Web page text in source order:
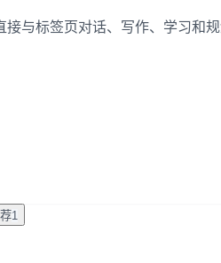
与标签页对话、写作、学习和
1